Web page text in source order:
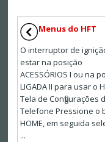
Menus do HFT
O interruptor de
estar na posição
ACESSÓRIOS I ou na
LIGADA II para usar o
Tela de Configurações
Telefone Pressione o
HOME, em seguida
...